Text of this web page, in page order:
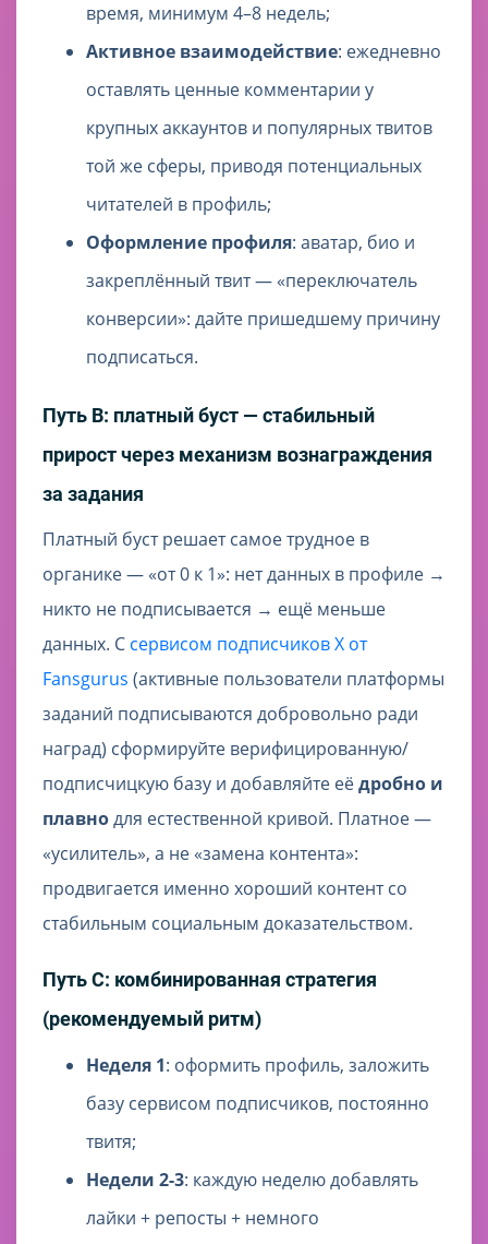
время, минимум 4–8 недель;
Активное взаимодействие: ежедневно
оставлять ценные комментарии у
крупных аккаунтов и популярных твитов
той же сферы, приводя потенциальных
читателей в профиль;
Оформление профиля: аватар, био и
закреплённый твит — «переключатель
конверсии»: дайте пришедшему причину
подписаться.
Путь B: платный буст — стабильный
прирост через механизм вознаграждения
за задания
Платный буст решает самое трудное в
органике — «от 0 к 1»: нет данных в профиле →
никто не подписывается → ещё меньше
данных. С сервисом подписчиков X от
Fansgurus (активные пользователи платформы
заданий подписываются добровольно ради
наград) сформируйте верифицированную/
подписчицкую базу и добавляйте еёдробно и
плавнодля естественной кривой. Платное —
«усилитель», а не «замена контента»:
продвигается именно хороший контент со
стабильным социальным доказательством.
Путь C: комбинированная стратегия
(рекомендуемый ритм)
Неделя 1: оформить профиль, заложить
базу сервисом подписчиков, постоянно
твитя;
Недели 2-3: каждую неделю добавлять
лайки + репосты + немного